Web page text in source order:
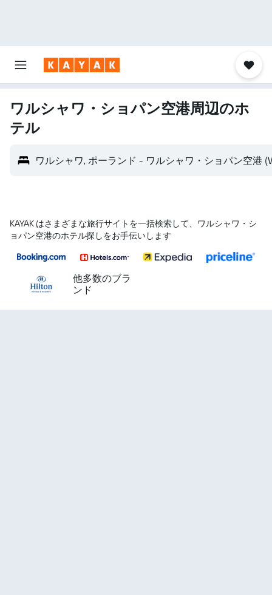
ワルシャワ・ショパン空港​周辺のホ
テル
ワルシャワ, ポーランド - ワルシャワ・ショパン空港
KAYAK はさまざまな旅行サイトを一括検索して、ワルシャワ・シ
ョパン空港のホテル探しをお手伝いします
他多数のブラ
ンド